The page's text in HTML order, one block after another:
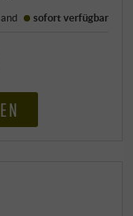
sofort verfügbar